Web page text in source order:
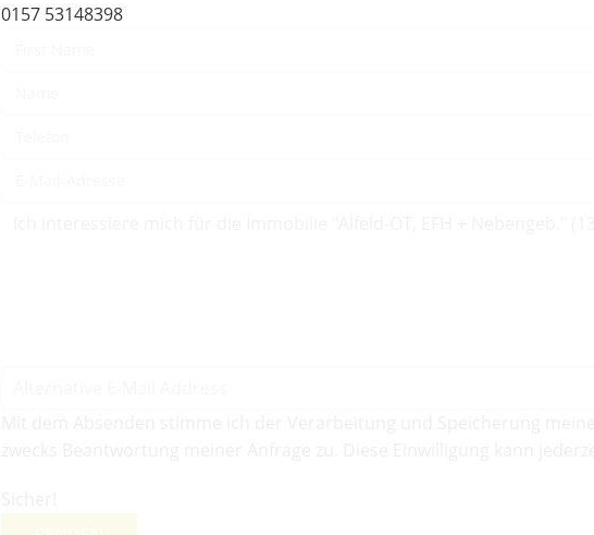
0157 53148398